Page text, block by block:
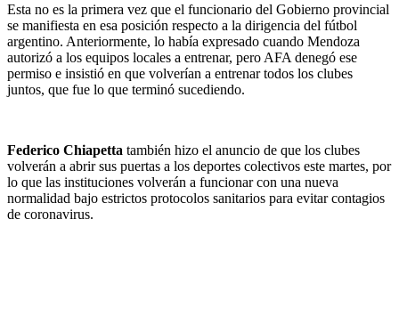
Esta no es la primera vez que el funcionario del Gobierno provincial
se manifiesta en esa posición respecto a la dirigencia del fútbol
argentino. Anteriormente, lo había expresado cuando Mendoza
autorizó a los equipos locales a entrenar, pero AFA denegó ese
permiso e insistió en que volverían a entrenar todos los clubes
juntos, que fue lo que terminó sucediendo.
Federico Chiapetta también hizo el anuncio de que los clubes
volverán a abrir sus puertas a los deportes colectivos este martes, por
lo que las instituciones volverán a funcionar con una nueva
normalidad bajo estrictos protocolos sanitarios para evitar contagios
de coronavirus.